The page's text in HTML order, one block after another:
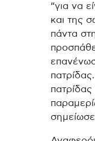
“για να
και της
πάντα
σημείωσε